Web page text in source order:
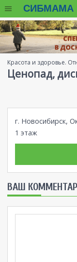
СИБМАМА
Красота и здоровье.
Ценопад,
г. Новосибирск,
1 этаж
ВАШ